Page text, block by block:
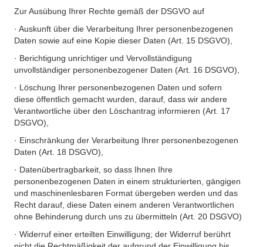
Zur Ausübung Ihrer Rechte gemäß der DSGVO auf
· Auskunft über die Verarbeitung Ihrer personenbezogenen
Daten sowie auf eine Kopie dieser Daten (Art. 15 DSGVO),
· Berichtigung unrichtiger und Vervollständigung
unvollständiger personenbezogener Daten (Art. 16 DSGVO),
· Löschung Ihrer personenbezogenen Daten und sofern
diese öffentlich gemacht wurden, darauf, dass wir andere
Verantwortliche über den Löschantrag informieren (Art. 17
DSGVO),
· Einschränkung der Verarbeitung Ihrer personenbezogenen
Daten (Art. 18 DSGVO),
· Datenübertragbarkeit, so dass Ihnen Ihre
personenbezogenen Daten in einem strukturierten, gängigen
und maschinenlesbaren Format übergeben werden und das
Recht darauf, diese Daten einem anderen Verantwortlichen
ohne Behinderung durch uns zu übermitteln (Art. 20 DSGVO)
· Widerruf einer erteilten Einwilligung; der Widerruf berührt